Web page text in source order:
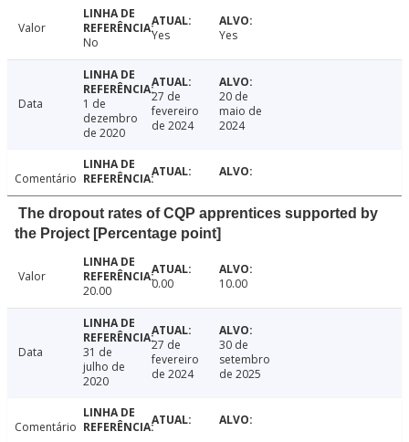
Valor
No
Yes Yes
Data
1 de
dezembro
de 2020
27 de
fevereiro
de 2024
20 de
maio de
2024
Comentário
The dropout rates of CQP apprentices supported by
the Project [Percentage point]
Valor
20.00
0.00 10.00
Data
31 de
julho de
2020
27 de
fevereiro
de 2024
30 de
setembro
de 2025
Comentário